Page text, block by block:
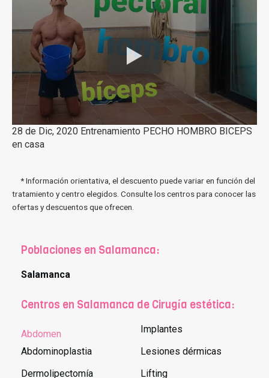
28 de Dic, 2020 Entrenamiento PECHO HOMBRO BICEPS
en casa
* Información orientativa, el descuento puede variar en función del
tratamiento y centro elegidos. Consulte los centros para conocer las
ofertas y descuentos que ofrecen.
Poblaciones en Salamanca:
Salamanca
Centros en Salamanca de Cirugía estética:
Abdomen
Abdominoplastia
Dermolipectomía
Implantes
Lesiones dérmicas
Lifting